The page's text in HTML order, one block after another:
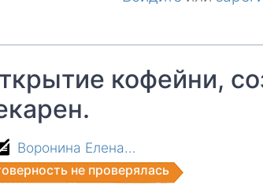
кофейни,
Воронина Елена…
не проверялась